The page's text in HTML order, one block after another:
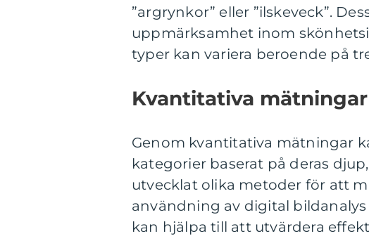
”argrynkor” eller ”ilskeveck”.
uppmärksamhet inom
typer kan variera beroende på
Kvantitativa
Genom kvantitativa mätningar
kategorier baserat på deras
utvecklat olika metoder för att
användning av digital
kan hjälpa till att utvärdera